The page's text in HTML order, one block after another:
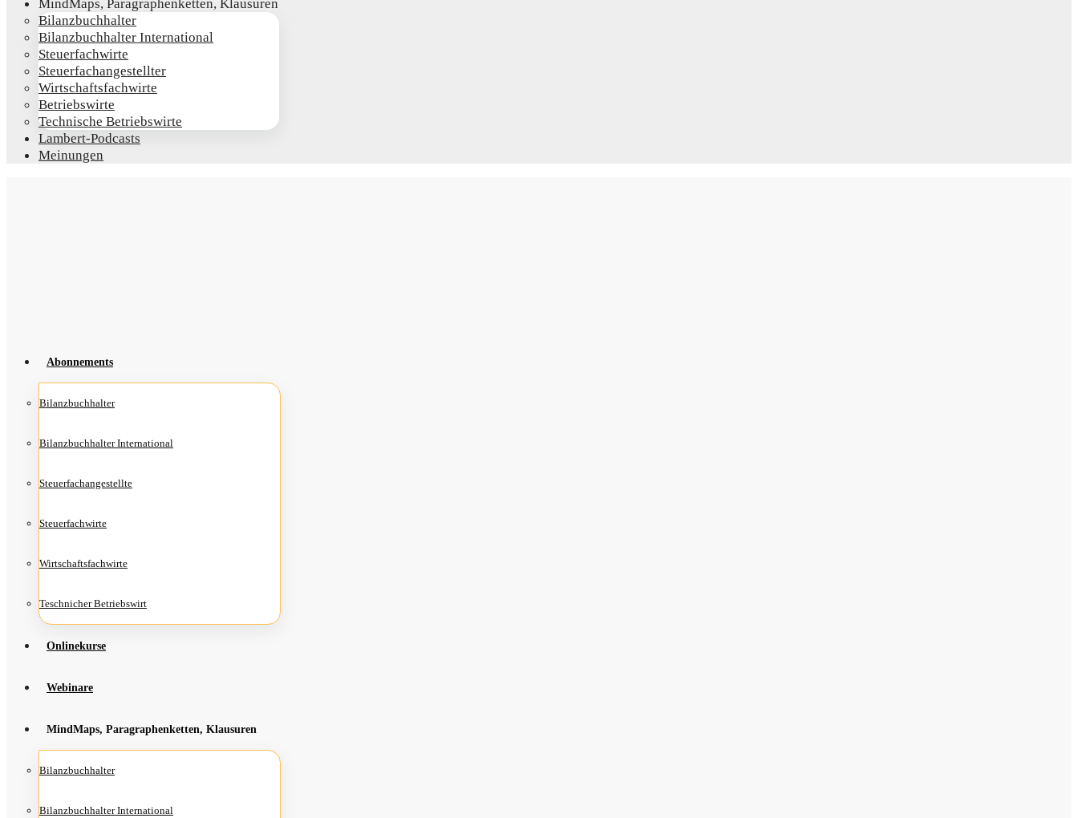
Mind­Maps, Para­gra­phen­ket­ten, Klausuren
Bilanz­buch­hal­ter
Bilanz­buch­hal­ter International
Steu­er­fach­wir­te
Steu­er­fach­an­ge­stell­ter
Wirt­schafts­fach­wir­te
Betriebs­wir­te
Tech­ni­sche Betriebswirte
Lam­­bert-Pod­­casts
Mei­nun­gen
Abon­ne­ments
Bilanz­buch­hal­ter
Bilanz­buch­hal­ter International
Steu­er­fach­an­ge­stell­te
Steu­er­fach­wir­te
Wirt­schafts­fach­wir­te
Teschni­cher Betriebswirt
Online­kur­se
Web­i­na­re
Mind­Maps, Para­gra­phen­ket­ten, Klausuren
Bilanz­buch­hal­ter
Bilanz­buch­hal­ter International